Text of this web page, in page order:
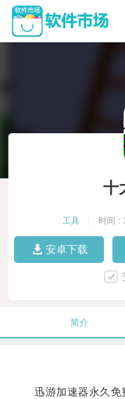
十
工具 时间
安卓下载
简介
迅游加速器永久免